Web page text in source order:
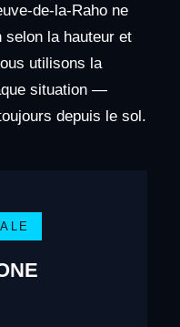
de-la-Raho ne
la hauteur et
utilisons la
situation —
depuis le sol.